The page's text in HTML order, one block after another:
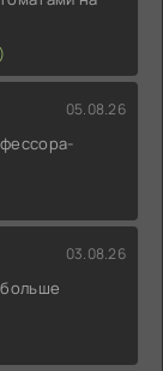
05.08.26
03.08.26